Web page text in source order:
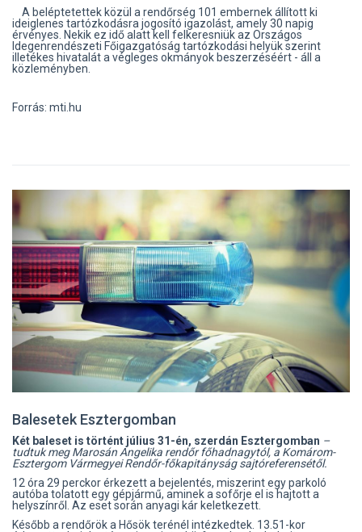
A beléptetettek közül a rendőrség 101 embernek állított ki
ideiglenes tartózkodásra jogosító igazolást, amely 30 napig
érvényes. Nekik ez idő alatt kell felkeresniük az Országos
Idegenrendészeti Főigazgatóság tartózkodási helyük szerint
illetékes hivatalát a végleges okmányok beszerzéséért - áll a
közleményben.
Forrás: mti.hu
Balesetek Esztergomban
Két baleset is történt július 31-én, szerdán Esztergomban –
tudtuk meg Marosán Angelika rendőr főhadnagytól, a Komárom-
Esztergom Vármegyei Rendőr-főkapitányság sajtóreferensétől.
12 óra 29 perckor érkezett a bejelentés, miszerint egy parkoló
autóba tolatott egy gépjármű, aminek a sofőrje el is hajtott a
helyszínről. Az eset során anyagi kár keletkezett.
Később a rendőrök a Hősök terénél intézkedtek. 13.51-kor